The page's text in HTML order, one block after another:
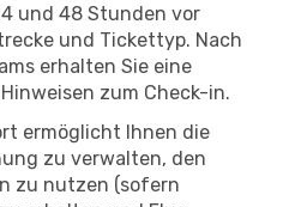
und 48 Stunden vor
und Tickettyp. Nach
erhalten Sie eine
zum Check-in.
ermöglicht Ihnen die
zu verwalten, den
zu nutzen (sofern